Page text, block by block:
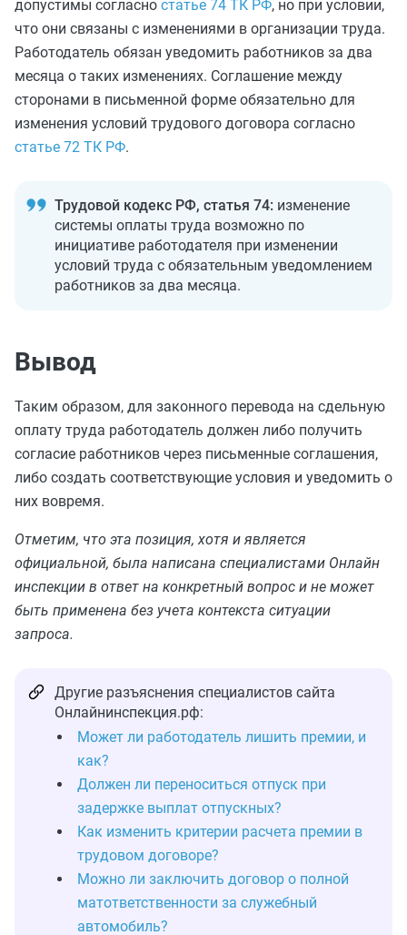
допустимы согласно статье 74 ТК РФ, но при условии,
что они связаны с изменениями в организации труда.
Работодатель обязан уведомить работников за два
месяца о таких изменениях. Соглашение между
сторонами в письменной форме обязательно для
изменения условий трудового договора согласно
статье 72 ТК РФ.
Трудовой кодекс РФ, статья 74: изменение
системы оплаты труда возможно по
инициативе работодателя при изменении
условий труда с обязательным уведомлением
работников за два месяца.
Вывод
Таким образом, для законного перевода на сдельную
оплату труда работодатель должен либо получить
согласие работников через письменные соглашения,
либо создать соответствующие условия и уведомить о
них вовремя.
Отметим, что эта позиция, хотя и является
официальной, была написана специалистами Онлайн
инспекции в ответ на конкретный вопрос и не может
быть применена без учета контекста ситуации
запроса.
Другие разъяснения специалистов сайта
Онлайнинспекция.рф:
Может ли работодатель лишить премии, и
как?
Должен ли переноситься отпуск при
задержке выплат отпускных?
Как изменить критерии расчета премии в
трудовом договоре?
Можно ли заключить договор о полной
матответственности за служебный
автомобиль?